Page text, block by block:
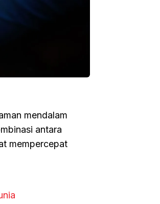
mendalam
antara
mempercepat